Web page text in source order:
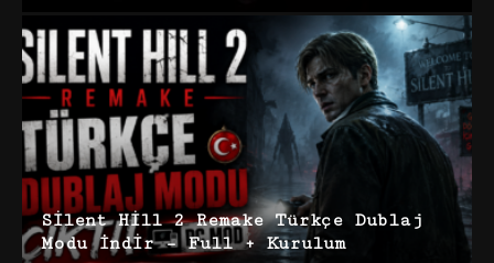
Silent Hill 2 Remake Türkçe Dublaj
Modu İndir – Full + Kurulum